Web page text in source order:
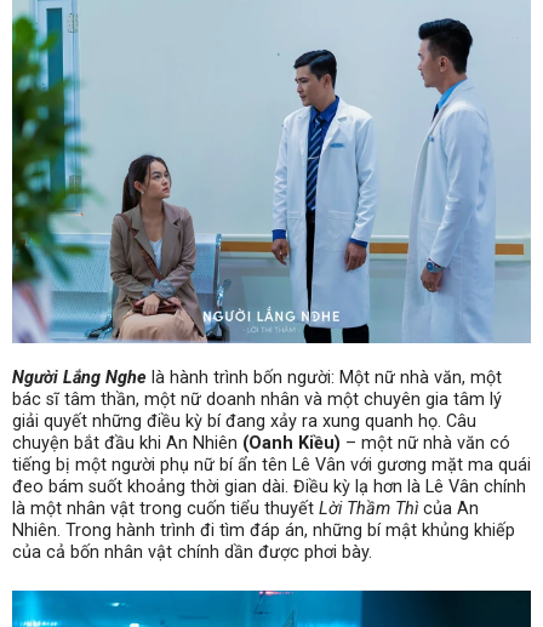
Người Lắng Nghe là hành trình bốn người: Một nữ nhà văn, một
bác sĩ tâm thần, một nữ doanh nhân và một chuyên gia tâm lý
giải quyết những điều kỳ bí đang xảy ra xung quanh họ. Câu
chuyện bắt đầu khi An Nhiên (Oanh Kiều) – một nữ nhà văn có
tiếng bị một người phụ nữ bí ẩn tên Lê Vân với gương mặt ma quái
đeo bám suốt khoảng thời gian dài. Điều kỳ lạ hơn là Lê Vân chính
là một nhân vật trong cuốn tiểu thuyết Lời Thầm Thì của An
Nhiên. Trong hành trình đi tìm đáp án, những bí mật khủng khiếp
của cả bốn nhân vật chính dần được phơi bày.